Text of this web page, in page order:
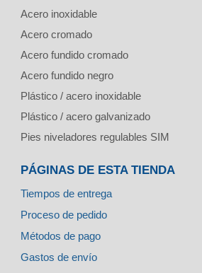
Acero inoxidable
Acero cromado
Acero fundido cromado
Acero fundido negro
Plástico / acero inoxidable
Plástico / acero galvanizado
Pies niveladores regulables SIM
PÁGINAS DE ESTA TIENDA
Tiempos de entrega
Proceso de pedido
Métodos de pago
Gastos de envío